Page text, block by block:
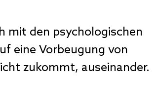
mit den psychologischen
eine Vorbeugung von
zukommt, auseinander.